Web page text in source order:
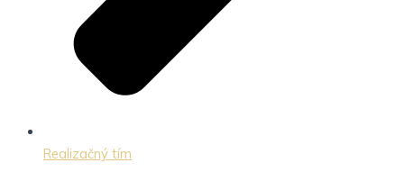
Realizačný tím